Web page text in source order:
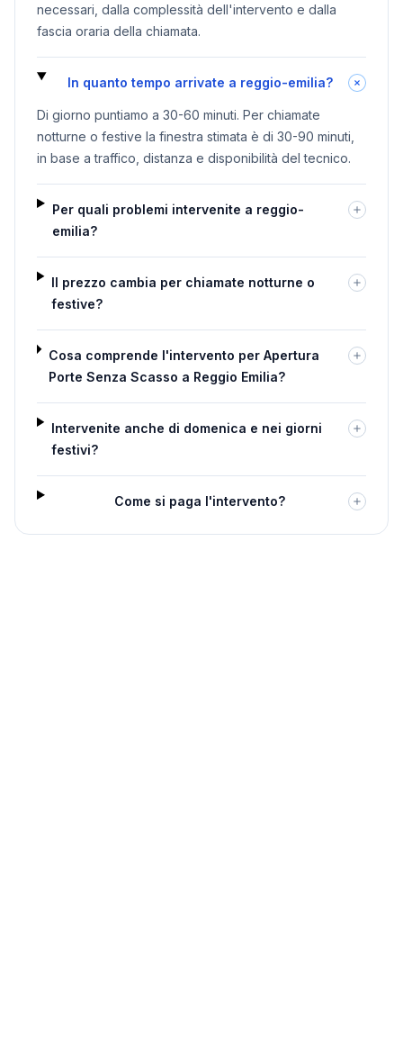
necessari, dalla complessità dell'intervento e dalla
fascia oraria della chiamata.
In quanto tempo arrivate a reggio-emilia?
Di giorno puntiamo a 30-60 minuti. Per chiamate
notturne o festive la finestra stimata è di 30-90 minuti,
in base a traffico, distanza e disponibilità del tecnico.
Per quali problemi intervenite a reggio-
emilia?
Il prezzo cambia per chiamate notturne o
festive?
Cosa comprende l'intervento per Apertura
Porte Senza Scasso a Reggio Emilia?
Intervenite anche di domenica e nei giorni
festivi?
Come si paga l'intervento?